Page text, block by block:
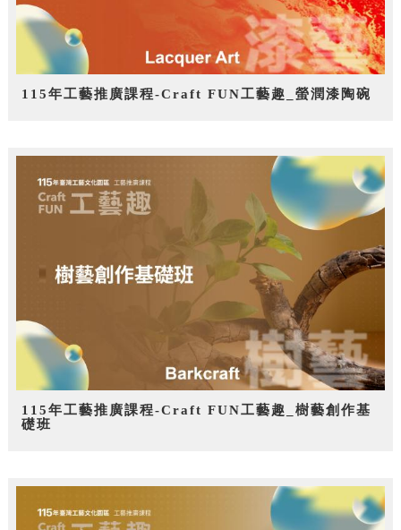
115年工藝推廣課程-Craft FUN工藝趣_螢潤漆陶碗
115年工藝推廣課程-Craft FUN工藝趣_樹藝創作基
礎班